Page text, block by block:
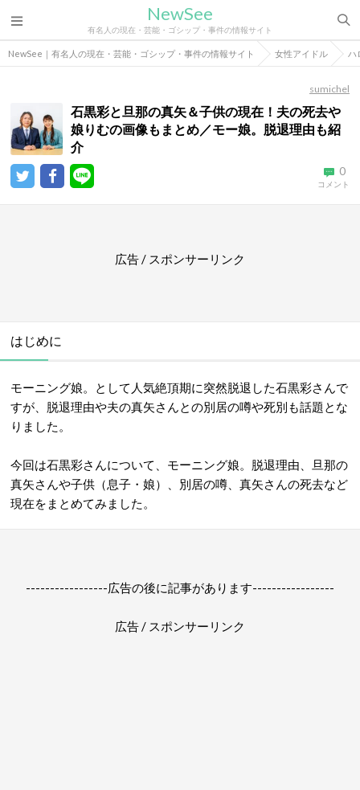
NewSee
有名人の現在・芸能・ゴシップ・事件の情報サイト
NewSee｜有名人の現在・芸能・ゴシップ・事件の情報サイト 女性アイドル ハ
sumichel
石黒彩と旦那の真矢＆子供の現在！夫の死去や
娘りむの画像もまとめ／モー娘。脱退理由も紹
介
0
コメント
広告 / スポンサーリンク
はじめに
モーニング娘。として人気絶頂期に突然脱退した石黒彩さんで
すが、脱退理由や夫の真矢さんとの別居の噂や死別も話題とな
りました。
今回は石黒彩さんについて、モーニング娘。脱退理由、旦那の
真矢さんや子供（息子・娘）、別居の噂、真矢さんの死去など
現在をまとめてみました。
-----------------広告の後に記事があります-----------------
広告 / スポンサーリンク